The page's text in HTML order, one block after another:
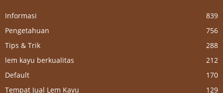
Informasi
839
Pengetahuan
756
Tips & Trik
288
lem kayu berkualitas
212
Default
170
Tempat Jual Lem Kayu
129